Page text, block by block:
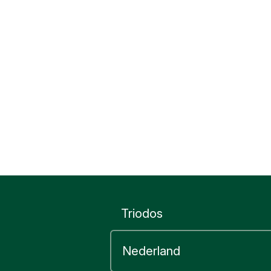
Triodos